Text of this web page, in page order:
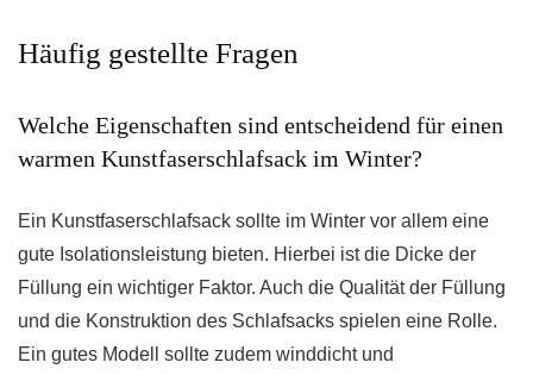
Häufig gestellte Fragen
Welche Eigenschaften sind entscheidend für einen
warmen Kunstfaserschlafsack im Winter?
Ein Kunstfaserschlafsack sollte im Winter vor allem eine
gute Isolationsleistung bieten. Hierbei ist die Dicke der
Füllung ein wichtiger Faktor. Auch die Qualität der Füllung
und die Konstruktion des Schlafsacks spielen eine Rolle.
Ein gutes Modell sollte zudem winddicht und